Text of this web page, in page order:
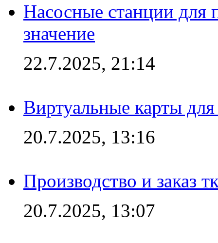
Насосные станции для
значение
22.7.2025, 21:14
Виртуальные карты
20.7.2025, 13:16
Производство и заказ
20.7.2025, 13:07